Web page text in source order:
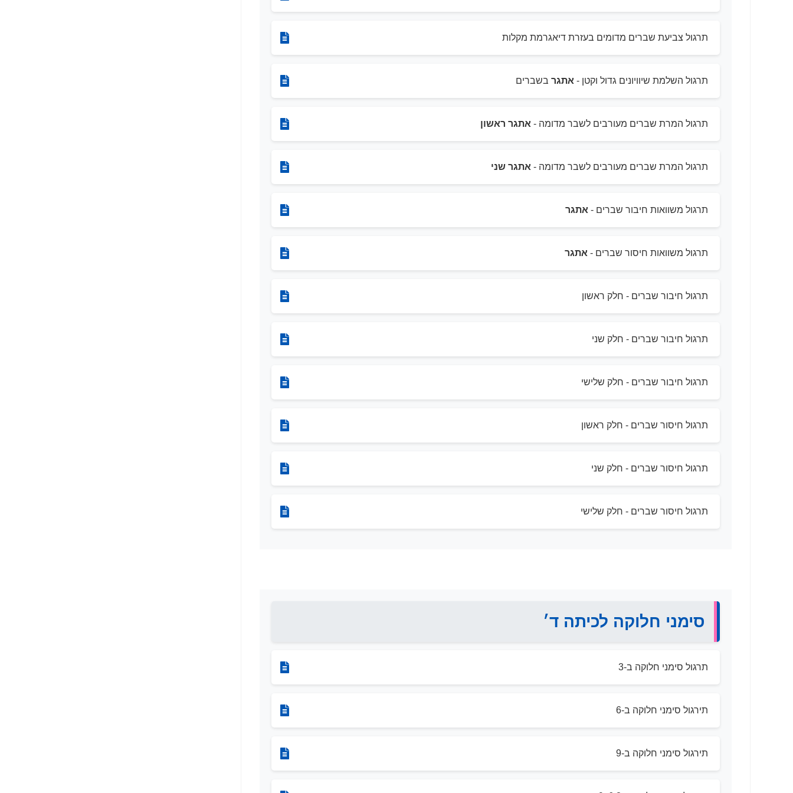
תרגול צביעת שברים מדומים בעזרת דיאגרמת מקלות
תרגול השלמת שיוויונים גדול וקטן - אתגר בשברים
תרגול המרת שברים מעורבים לשבר מדומה - אתגר ראשון
תרגול המרת שברים מעורבים לשבר מדומה - אתגר שני
תרגול משוואות חיבור שברים - אתגר
תרגול משוואות חיסור שברים - אתגר
תרגול חיבור שברים - חלק ראשון
תרגול חיבור שברים - חלק שני
תרגול חיבור שברים - חלק שלישי
תרגול חיסור שברים - חלק ראשון
תרגול חיסור שברים - חלק שני
תרגול חיסור שברים - חלק שלישי
סימני חלוקה לכיתה ד׳
תרגול סימני חלוקה ב-3
תירגול סימני חלוקה ב-6
תירגול סימני חלוקה ב-9